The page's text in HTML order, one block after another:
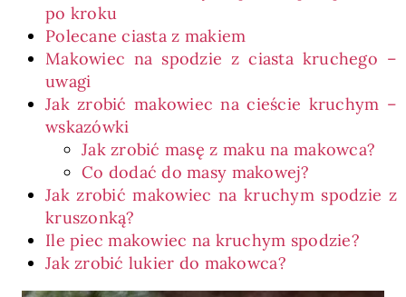
po kroku
Polecane ciasta z makiem
Makowiec na spodzie z ciasta kruchego –
uwagi
Jak zrobić makowiec na cieście kruchym –
wskazówki
Jak zrobić masę z maku na makowca?
Co dodać do masy makowej?
Jak zrobić makowiec na kruchym spodzie z
kruszonką?
Ile piec makowiec na kruchym spodzie?
Jak zrobić lukier do makowca?